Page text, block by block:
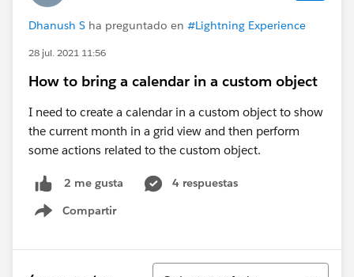
Dhanush S ha preguntado en #Lightning Experience
28 jul. 2021 11:56
How to bring a calendar in a custom object
I need to create a calendar in a custom object to show
the current month in a grid view and then perform
some actions related to the custom object.
2 me gusta
4 respuestas
Compartir
Show menu
Ordenar